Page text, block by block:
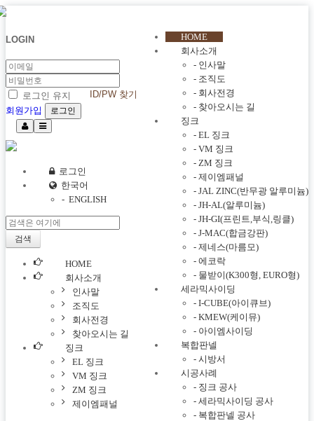
HOME
회사소개
- 인사말
- 조직도
- 회사전경
- 찾아오시는 길
징크
- EL 징크
- VM 징크
- ZM 징크
- 제이엠패널
- JAL ZINC(반무광 알루미늄)
- JH-AL(알루미늄)
- JH-GI(프린트,부식,링클)
- J-MAC(합금강판)
- 제네스(마름모)
- 에코락
- 물받이(K300형, EURO형)
세라믹사이딩
- I-CUBE(아이큐브)
- KMEW(케이뮤)
- 아이엠사이딩
복합판넬
- 시방서
시공사례
- 징크 공사
- 세라믹사이딩 공사
- 복합판넬 공사
LOGIN
로그인 유지
ID/PW 찾기
회원가입
로그인
한국어
- ENGLISH
검색
HOME
회사소개
인사말
조직도
회사전경
찾아오시는 길
징크
EL 징크
VM 징크
ZM 징크
제이엠패널